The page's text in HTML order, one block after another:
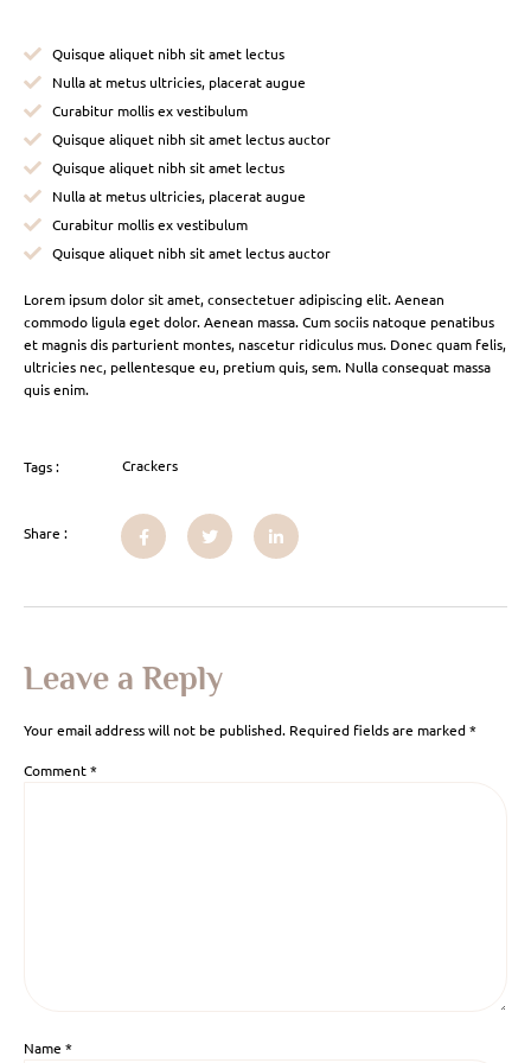
Quisque aliquet nibh sit amet lectus
Nulla at metus ultricies, placerat augue
Curabitur mollis ex vestibulum
Quisque aliquet nibh sit amet lectus auctor
Quisque aliquet nibh sit amet lectus
Nulla at metus ultricies, placerat augue
Curabitur mollis ex vestibulum
Quisque aliquet nibh sit amet lectus auctor
Lorem ipsum dolor sit amet, consectetuer adipiscing elit. Aenean
commodo ligula eget dolor. Aenean massa. Cum sociis natoque penatibus
et magnis dis parturient montes, nascetur ridiculus mus. Donec quam felis,
ultricies nec, pellentesque eu, pretium quis, sem. Nulla consequat massa
quis enim.
Tags : Crackers
Share :
Leave a Reply
Your email address will not be published. Required fields are marked*
Comment*
Name *